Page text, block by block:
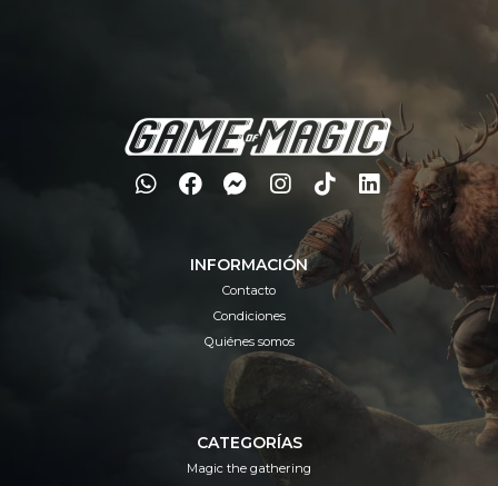
INFORMACIÓN
Contacto
Condiciones
Quiénes somos
CATEGORÍAS
Magic the gathering